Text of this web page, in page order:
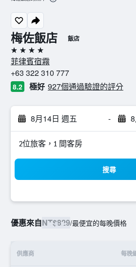
梅佐飯店 飯店
4星級
菲律賓宿霧
+63 322 310 777
8.2 極好 927個通過驗證的評分
8月14日 週五 -
2位旅客，1 間客房
搜尋
優惠來自NT$829/最便宜的每晚價格
供應商 每晚